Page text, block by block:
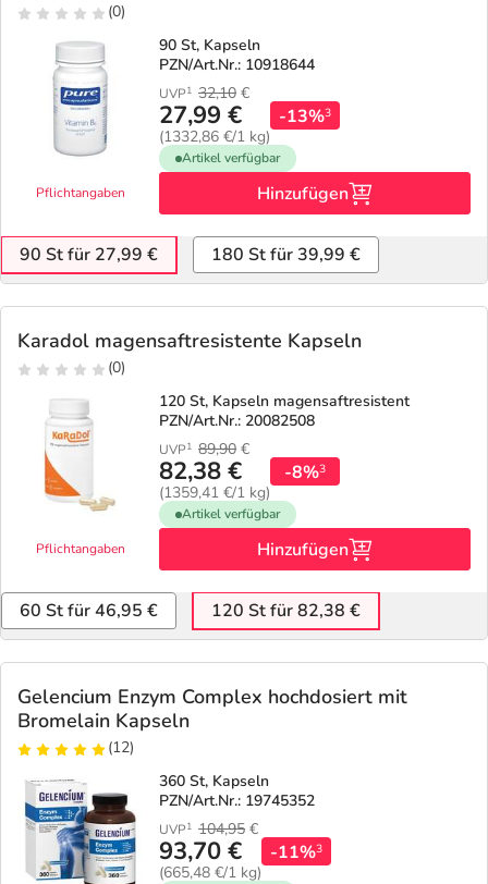
(0)
Pflichtangaben
90 St, Kapseln
PZN/Art.Nr.: 10918644
UVP1 32,10 €
27,99 €
(1332,86 €/1 kg)
-13%3
Artikel verfügbar
Hinzufügen
90 St für 27,99 € 180 St für 39,99 €
Karadol magensaftresistente Kapseln
(0)
Pflichtangaben
120 St, Kapseln magensaftresistent
PZN/Art.Nr.: 20082508
UVP1 89,90 €
82,38 €
(1359,41 €/1 kg)
-8%3
Artikel verfügbar
Hinzufügen
60 St für 46,95 € 120 St für 82,38 €
Gelencium Enzym Complex hochdosiert mit
Bromelain Kapseln
(12)
360 St, Kapseln
PZN/Art.Nr.: 19745352
UVP1 104,95 €
93,70 €
(665,48 €/1 kg)
-11%3